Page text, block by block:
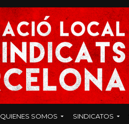
QUIENES SOMOS SINDICATOS